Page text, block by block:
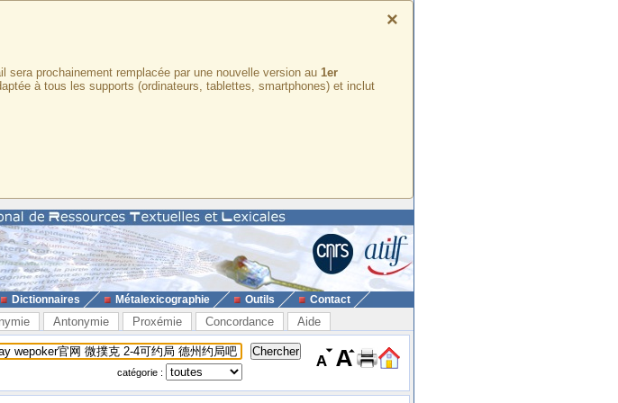
×
prochainement remplacée par une nouvelle version au 1er
à tous les supports (ordinateurs, tablettes, smartphones) et inclut
Dictionnaires Métalexicographie Outils Contact
Antonymie Proxémie Concordance Aide
catégorie :